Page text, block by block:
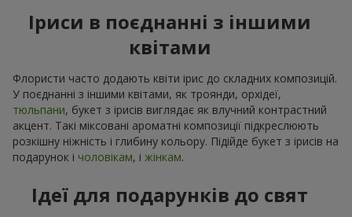
Іриси в поєднанні з іншими
квітами
Флористи часто додають квіти ірис до складних композицій.
У поєднанні з іншими квітами, як троянди, орхідеї,
тюльпани, букет з ірисів виглядає як влучний контрастний
акцент. Такі міксовані ароматні композиції підкреслюють
розкішну ніжність і глибину кольору. Підійде букет з ірисів на
подарунок і чоловікам, і жінкам.
Ідеї для подарунків до свят